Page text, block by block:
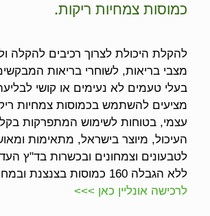
כמוסות צמחיות ריקות.
להקלת היכולת לצרוך רכיבים להקלה
מצבי בריאות, לשוחרי בריאות
בעלי טעמים לא נעימים או קושי
מציעים להשתמש בכמוסות צמחיות
עצמי, בטוחות לשימוש המתפרקות
העיכול, מיוצר בישראל, מתאימות
לטבעונים וצמחונים ובכשרות בד"ץ
ללא הגבלה 160 כמוסות בצנצנת ובמחיר הזול ביותר.
לרכישה אונליין כאן >>>